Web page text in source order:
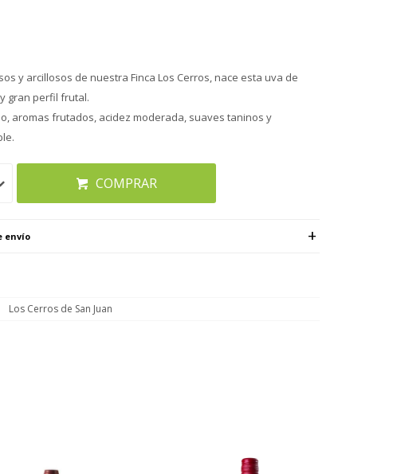
y arcillosos de nuestra Finca Los Cerros, nace esta uva de
gran perfil frutal.
aromas frutados, acidez moderada, suaves taninos y
COMPRAR
envío
Los Cerros de San Juan